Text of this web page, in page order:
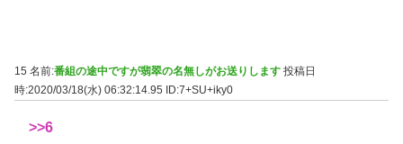
15 名前:番組の途中ですが翡翠の名無しがお送りします 投稿日
時:2020/03/18(水) 06:32:14.95 ID:7+SU+iky0
>>6